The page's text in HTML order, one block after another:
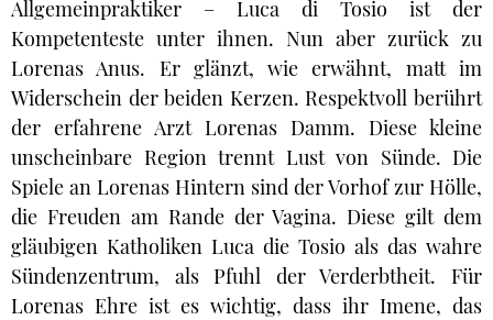
Allgemeinpraktiker – Luca di Tosio ist der
Kompetenteste unter ihnen. Nun aber zurück zu
Lorenas Anus. Er glänzt, wie erwähnt, matt im
Widerschein der beiden Kerzen. Respektvoll berührt
der erfahrene Arzt Lorenas Damm. Diese kleine
unscheinbare Region trennt Lust von Sünde. Die
Spiele an Lorenas Hintern sind der Vorhof zur Hölle,
die Freuden am Rande der Vagina. Diese gilt dem
gläubigen Katholiken Luca die Tosio als das wahre
Sündenzentrum, als Pfuhl der Verderbtheit. Für
Lorenas Ehre ist es wichtig, dass ihr Imene, das